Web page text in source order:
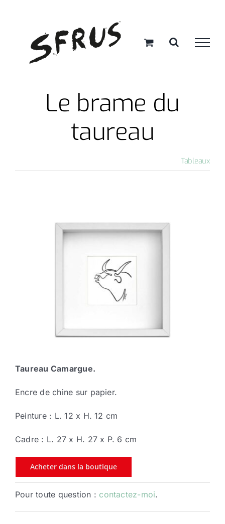
Le brame du
taureau
Tableaux
Taureau Camargue.
Encre de chine sur papier.
Peinture : L. 12 x H. 12 cm
Cadre : L. 27 x H. 27 x P. 6 cm
Acheter dans la boutique
Pour toute question : contactez-moi.